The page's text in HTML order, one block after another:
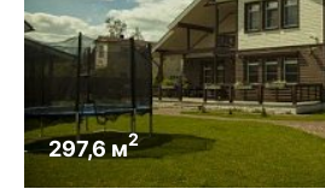
297,6 м2